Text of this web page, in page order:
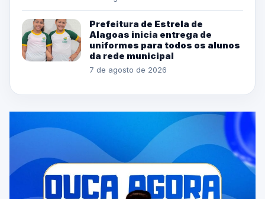
Prefeitura de Estrela de
Alagoas inicia entrega de
uniformes para todos os alunos
da rede municipal
7 de agosto de 2026